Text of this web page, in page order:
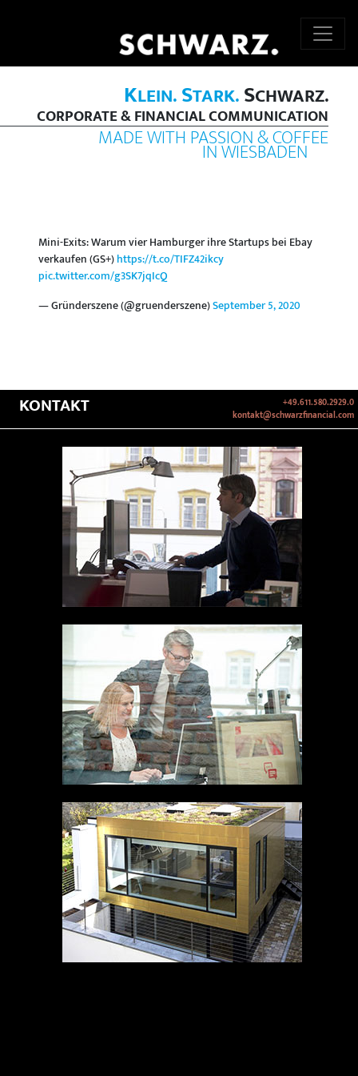
KLEIN.STARK.SCHWARZ.
CORPORATE & FINANCIAL COMMUNICATION
MADE WITH PASSION & COFFEE
IN WIESBADEN
Mini-Exits: Warum vier Hamburger ihre Startups bei Ebay
verkaufen (GS+)https://t.co/TIFZ42ikcy
pic.twitter.com/g3SK7jqIcQ
— Gründerszene (@gruenderszene)September 5, 2020
KONTAKT
+49.611.580.2929.0
kontakt@schwarzfinancial.com